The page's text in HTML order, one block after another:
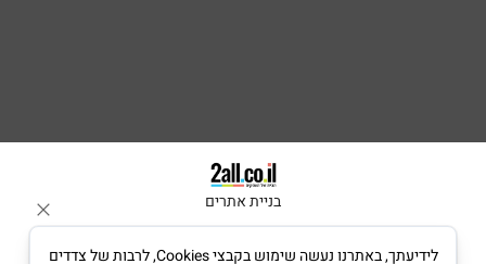
בניית אתרים
לידיעתך, באתרנו נעשה שימוש בקבצי Cookies, לרבות של צדדים